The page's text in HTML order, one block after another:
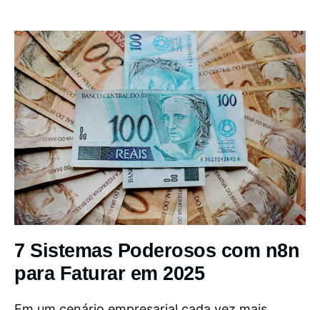
7 Sistemas Poderosos com n8n
para Faturar em 2025